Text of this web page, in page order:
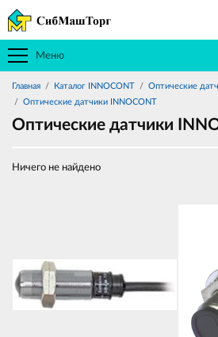
Меню
Главная Каталог INNOCONT
Оптические
Оптические датчики INNOCONT
Оптические датчики
Ничего не найдено